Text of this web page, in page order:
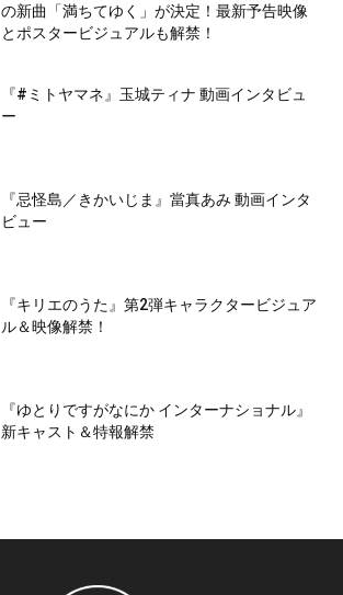
の新曲「満ちてゆく」が決定！最新予告映像
とポスタービジュアルも解禁！
『#ミトヤマネ』玉城ティナ 動画インタビュ
ー
『忌怪島／きかいじま』當真あみ 動画インタ
ビュー
『キリエのうた』第2弾キャラクタービジュア
ル＆映像解禁！
『ゆとりですがなにか インターナショナル』
新キャスト＆特報解禁